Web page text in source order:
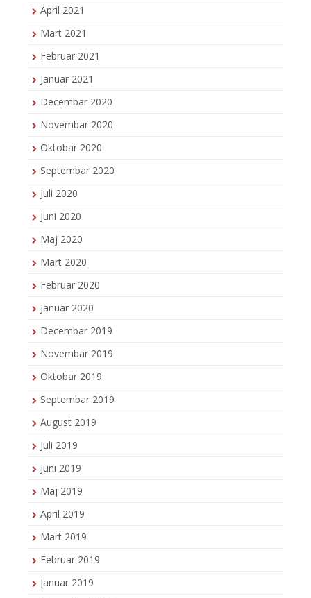
April 2021
Mart 2021
Februar 2021
Januar 2021
Decembar 2020
Novembar 2020
Oktobar 2020
Septembar 2020
Juli 2020
Juni 2020
Maj 2020
Mart 2020
Februar 2020
Januar 2020
Decembar 2019
Novembar 2019
Oktobar 2019
Septembar 2019
August 2019
Juli 2019
Juni 2019
Maj 2019
April 2019
Mart 2019
Februar 2019
Januar 2019